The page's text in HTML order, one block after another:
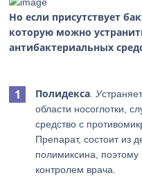
Но если присутствует
которую можно
антибактериальных
Полидекса . У
области носоглотки,
средство с
Препарат, состоит из
полимиксина, поэтому
контролем врача.